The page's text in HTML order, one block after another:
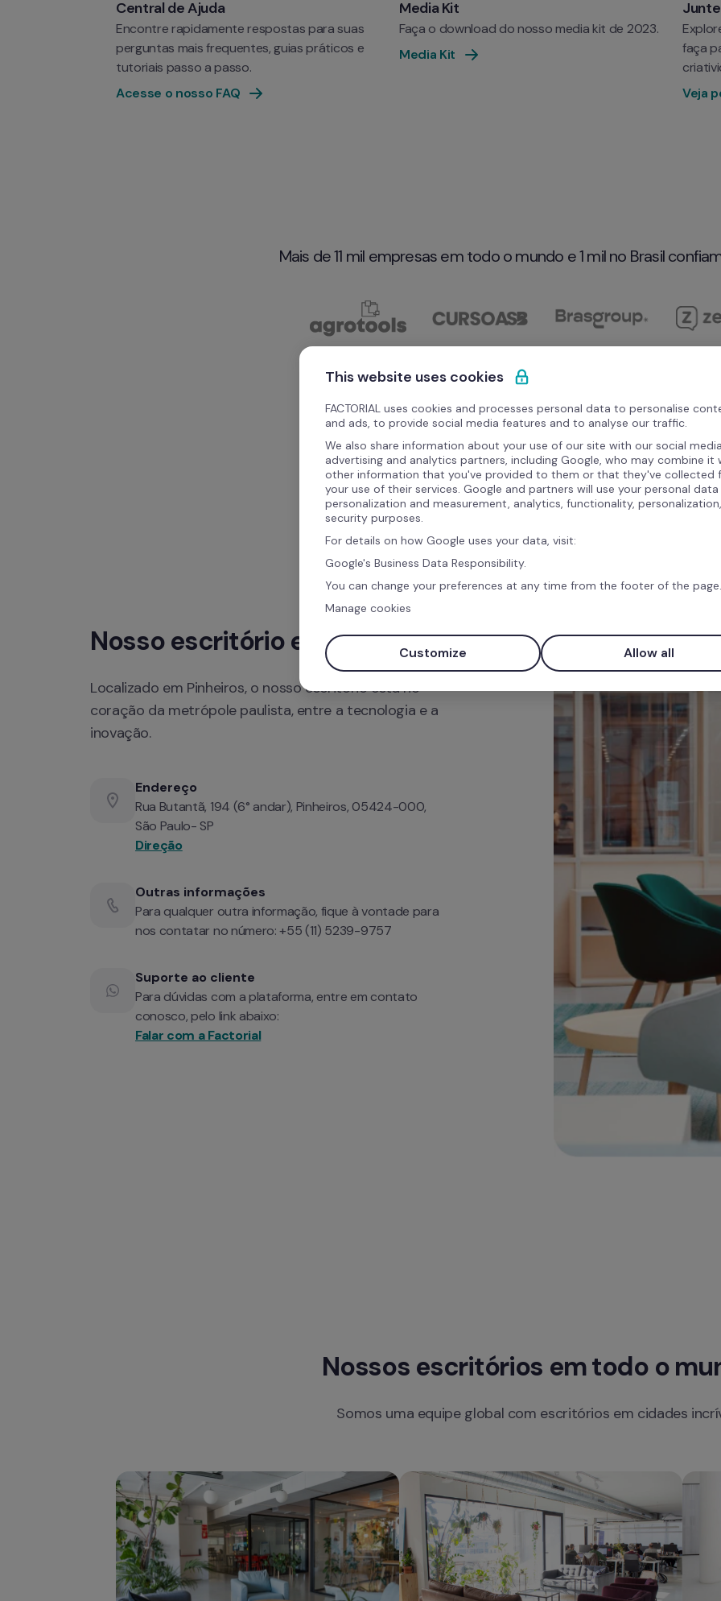
Central de Ajuda
Encontre rapidamente respostas para suas
perguntas mais frequentes, guias práticos e
tutoriais passo a passo.
Acesse o nosso FAQ
Media Kit
Faça o download do nosso media kit de 2023.
Media Kit
faça
Veja
Mais de 11 mil empresas em todo o mundo e 1 mil no Brasil
Nosso escritório em São Paulo
Localizado em Pinheiros, o nosso escritório está no
coração da metrópole paulista, entre a tecnologia e a
inovação.
Endereço
Rua Butantã, 194 (6° andar), Pinheiros, 05424-000,
Direção
Outras informações
Para qualquer outra informação, fique à vontade para
nos contatar no número: +55 (11) 5239-9757
Suporte ao cliente
Para dúvidas com a plataforma, entre em contato
Falar com a Factorial
Nossos escritórios em todo o
Somos uma equipe global com escritórios em cidades
This website uses cookies
FACTORIAL uses cookies and processes personal data to personalise
and ads, to provide social media features and to analyse our traffic.
We also share information about your use of our site with our social
advertising and analytics partners, including Google, who may combine it
other information that you've provided to them or that they've collected
your use of their services. Google and partners will use your personal
personalization and measurement, analytics, functionality,
security purposes.
For details on how Google uses your data, visit:
Google's Business Data Responsibility.
You can change your preferences at any time from the footer of the page.
Manage cookies
Customize Allow all